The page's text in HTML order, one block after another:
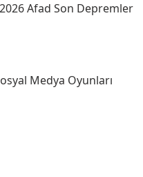
Afad Son Depremler
Medya Oyunları